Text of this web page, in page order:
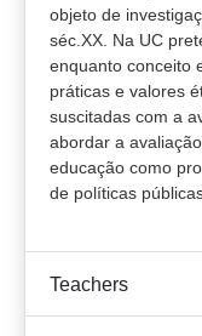
objeto de
séc.XX. Na UC
enquanto conceito
práticas e valores
suscitadas com a
abordar a
educação como
de políticas
Teachers